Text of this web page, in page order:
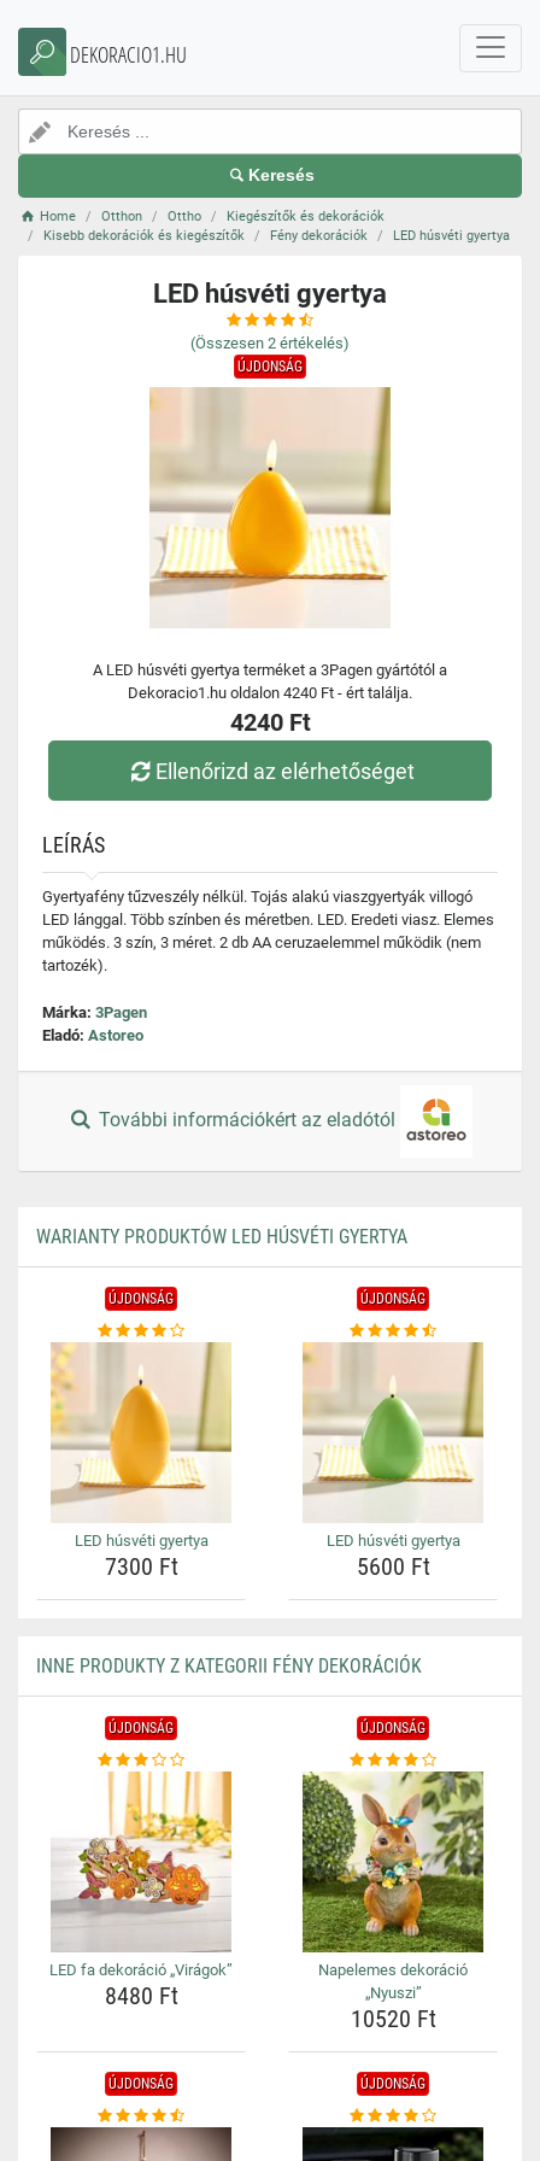
DEKORACIO1.HU
Keresés
Home Otthon Ottho
Kiegészítők és dekorációk
Kisebb dekorációk és kiegészítők
Fény dekorációk LED húsvéti gyertya
LED húsvéti gyertya
(Összesen 2 értékelés)
ÚJDONSÁG
A LED húsvéti gyertya terméket a 3Pagen gyártótól a
Dekoracio1.hu oldalon 4240 Ft - ért találja.
4240 Ft
Ellenőrizd az elérhetőséget
LEÍRÁS
Gyertyafény tűzveszély nélkül. Tojás alakú viaszgyertyák villogó
LED lánggal. Több színben és méretben. LED. Eredeti viasz. Elemes
működés. 3 szín, 3 méret. 2 db AA ceruzaelemmel működik (nem
tartozék).
Márka: 3Pagen
Eladó: Astoreo
További információkért az eladótól
WARIANTY PRODUKTÓW LED HÚSVÉTI GYERTYA
ÚJDONSÁG
LED húsvéti gyertya
7300 Ft
ÚJDONSÁG
LED húsvéti gyertya
5600 Ft
INNE PRODUKTY Z KATEGORII FÉNY DEKORÁCIÓK
ÚJDONSÁG
LED fa dekoráció „Virágok”
8480 Ft
ÚJDONSÁG
Napelemes dekoráció
„Nyuszi”
10520 Ft
ÚJDONSÁG ÚJDONSÁG